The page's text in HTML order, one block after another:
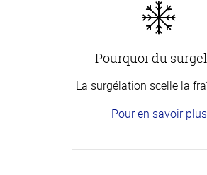
Pourquoi du
La surgélation scelle la
Pour en savoir plus